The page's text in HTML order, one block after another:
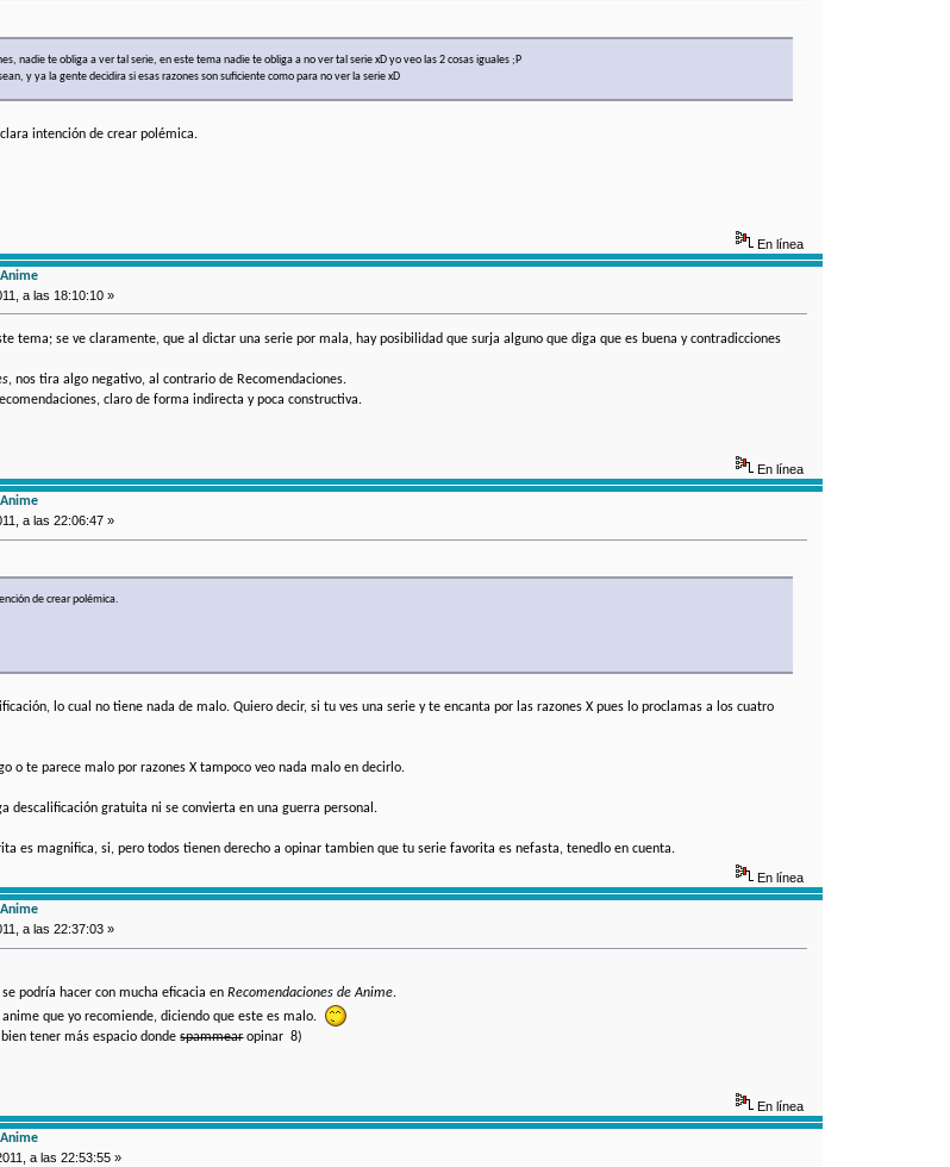
nadie te obliga a ver tal serie, en este tema nadie te obliga a no ver tal serie xD yo veo las 2 cosas iguales ;P
y ya la gente decidira si esas razones son suficiente como para no ver la serie xD
intención de crear polémica.
En línea
a las 18:10:10 »
tema; se ve claramente, que al dictar una serie por mala, hay posibilidad que surja alguno que diga que es buena y contradicciones
, nos tira algo negativo, al contrario de Recomendaciones.
claro de forma indirecta y poca constructiva.
En línea
a las 22:06:47 »
de crear polémica.
lo cual no tiene nada de malo. Quiero decir, si tu ves una serie y te encanta por las razones X pues lo proclamas a los cuatro
o te parece malo por razones X tampoco veo nada malo en decirlo.
descalificación gratuita ni se convierta en una guerra personal.
es magnifica, si, pero todos tienen derecho a opinar tambien que tu serie favorita es nefasta, tenedlo en cuenta.
En línea
a las 22:37:03 »
se podría hacer con mucha eficacia enRecomendaciones de Anime.
que yo recomiende, diciendo que este es malo.
tener más espacio dondespammearopinar 8)
En línea
a las 22:53:55 »